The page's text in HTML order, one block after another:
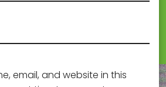
email, and website in this